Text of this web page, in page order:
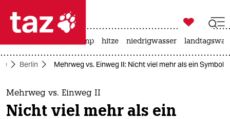
 taz zahl ich
taz zahl ich
themen
politik

taz zahl ich
usa unter trump hitze niedrigwasser
Berlin Mehrweg vs. Einweg II: Nicht viel mehr als ein Symbol
Mehrweg vs. Einweg II
Nicht viel mehr als ein